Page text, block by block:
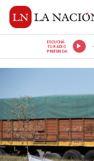
ESCUCHÁ
TU RADIO
PREFERIDA